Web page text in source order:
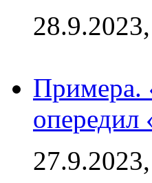
Примера.
опередил